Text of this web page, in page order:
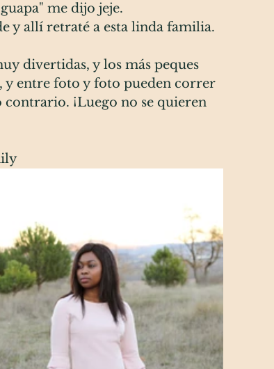
me dijo jeje.
y allí retraté a esta linda familia.
divertidas, y los más peques
y entre foto y foto pueden correr
¡Luego no se quieren